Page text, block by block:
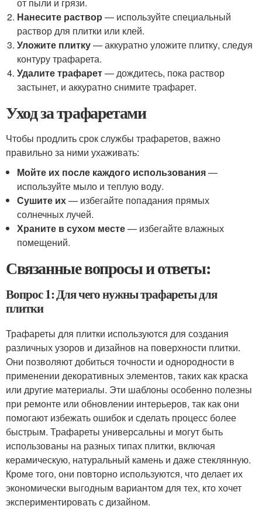
Нанесите раствор — используйте специальный
раствор для плитки или клей.
Уложите плитку— аккуратно уложите плитку, следуя
контуру трафарета.
Удалите трафарет— дождитесь, пока раствор
застынет, и аккуратно снимите трафарет.
Уход за трафаретами
Чтобы продлить срок службы трафаретов, важно
правильно за ними ухаживать:
Мойте их после каждого использования—
используйте мыло и теплую воду.
Сушите их— избегайте попадания прямых
солнечных лучей.
Храните в сухом месте— избегайте влажных
помещений.
Связанные вопросы и ответы:
Вопрос 1: Для чего нужны трафареты для
плитки
Трафареты для плитки используются для создания
различных узоров и дизайнов на поверхности плитки.
Они позволяют добиться точности и однородности в
применении декоративных элементов, таких как краска
или другие материалы. Эти шаблоны особенно полезны
при ремонте или обновлении интерьеров, так как они
помогают избежать ошибок и сделать процесс более
быстрым. Трафареты универсальны и могут быть
использованы на разных типах плитки, включая
керамическую, натуральный камень и даже стеклянную.
Кроме того, они повторно используются, что делает их
экономически выгодным вариантом для тех, кто хочет
экспериментировать с дизайном.